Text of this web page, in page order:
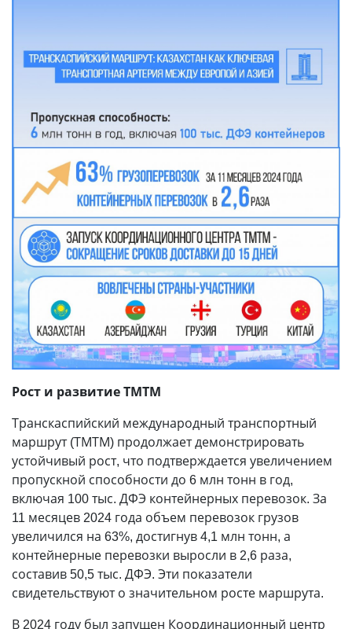
Рост и развитие ТМТМ
Транскаспийский международный транспортный
маршрут (ТМТМ) продолжает демонстрировать
устойчивый рост, что подтверждается увеличением
пропускной способности до 6 млн тонн в год,
включая 100 тыс. ДФЭ контейнерных перевозок. За
11 месяцев 2024 года объем перевозок грузов
увеличился на 63%, достигнув 4,1 млн тонн, а
контейнерные перевозки выросли в 2,6 раза,
составив 50,5 тыс. ДФЭ. Эти показатели
свидетельствуют о значительном росте маршрута.
В 2024 году был запущен Координационный центр